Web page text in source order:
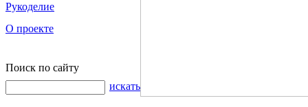
Рукоделие
О проекте
Поиск по сайту
искать